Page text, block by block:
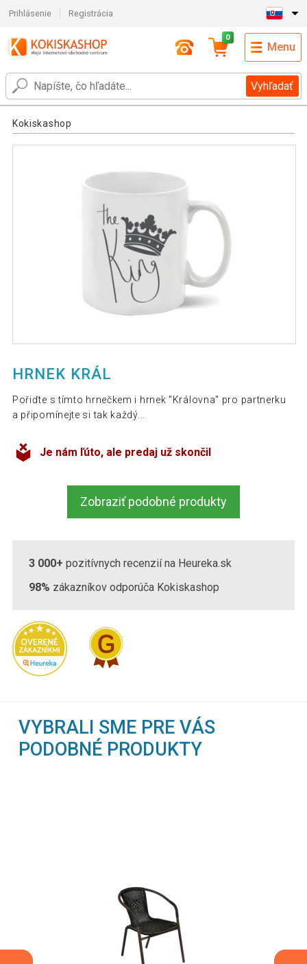
Prihlásenie Registrácia
Vyhľadať
0
Menu
Kokiskashop
HRNEK KRÁL
Pořiďte s tímto hrnečkem i hrnek "Královna" pro partnerku
a připomínejte si tak každý...
Je nám ľúto, ale predaj už skončil
Zobraziť podobné produkty
3 000+ pozitívnych recenzií na Heureka.sk
98% zákazníkov odporúča Kokiskashop
VYBRALI SME PRE VÁS
PODOBNÉ PRODUKTY